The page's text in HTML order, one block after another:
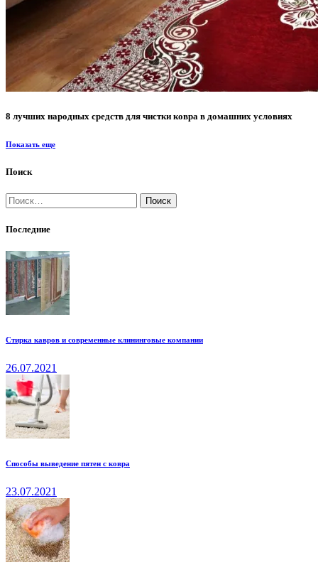
8 лучших народных средств для чистки ковра в домашних условиях
Показать еще
Поиск
Найти:
Последние
Стирка кавров и современные клининговые компании
26.07.2021
Способы выведение пятен с ковра
23.07.2021